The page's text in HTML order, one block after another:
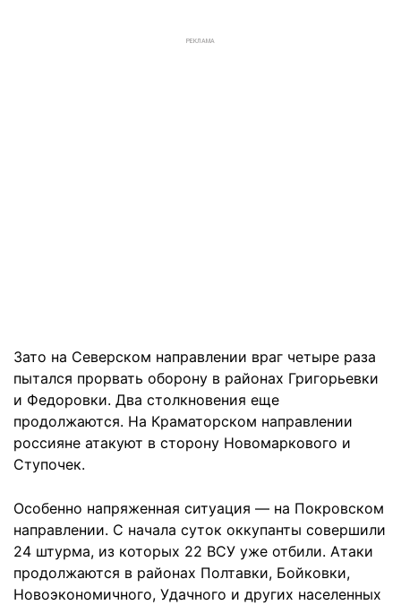
РЕКЛАМА
Зато на Северском направлении враг четыре раза
пытался прорвать оборону в районах Григорьевки
и Федоровки. Два столкновения еще
продолжаются. На Краматорском направлении
россияне атакуют в сторону Новомаркового и
Ступочек.
Особенно напряженная ситуация — на Покровском
направлении. С начала суток оккупанты совершили
24 штурма, из которых 22 ВСУ уже отбили. Атаки
продолжаются в районах Полтавки, Бойковки,
Новоэкономичного, Удачного и других населенных